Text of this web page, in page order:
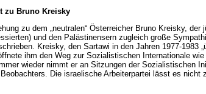
zu Bruno Kreisky
zu dem „neutralen“ Österreicher Bruno Kreisky, der
und den Palästinensern zugleich große
Kreisky, den Sartawi in den Jahren 1977-1983
ihm den Weg zur Sozialistischen Internationale
wieder nimmt er an Sitzungen der Sozialistischen
Die israelische Arbeiterpartei lässt es nicht